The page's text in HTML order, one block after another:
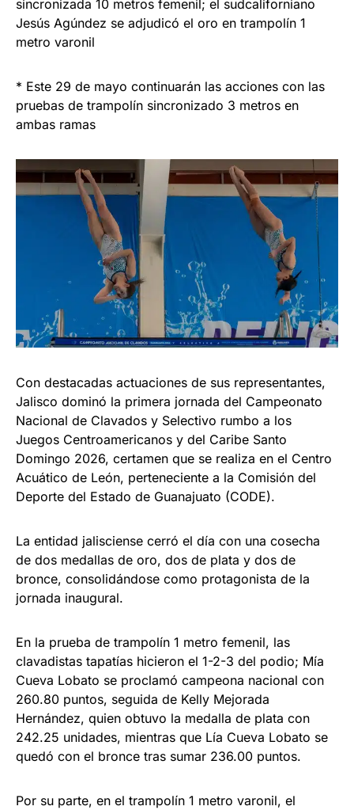
sincronizada 10 metros femenil; el sudcaliforniano
Jesús Agúndez se adjudicó el oro en trampolín 1
metro varonil
* Este 29 de mayo continuarán las acciones con las
pruebas de trampolín sincronizado 3 metros en
ambas ramas
Con destacadas actuaciones de sus representantes,
Jalisco dominó la primera jornada del Campeonato
Nacional de Clavados y Selectivo rumbo a los
Juegos Centroamericanos y del Caribe Santo
Domingo 2026, certamen que se realiza en el Centro
Acuático de León, perteneciente a la Comisión del
Deporte del Estado de Guanajuato (CODE).
La entidad jalisciense cerró el día con una cosecha
de dos medallas de oro, dos de plata y dos de
bronce, consolidándose como protagonista de la
jornada inaugural.
En la prueba de trampolín 1 metro femenil, las
clavadistas tapatías hicieron el 1-2-3 del podio; Mía
Cueva Lobato se proclamó campeona nacional con
260.80 puntos, seguida de Kelly Mejorada
Hernández, quien obtuvo la medalla de plata con
242.25 unidades, mientras que Lía Cueva Lobato se
quedó con el bronce tras sumar 236.00 puntos.
Por su parte, en el trampolín 1 metro varonil, el